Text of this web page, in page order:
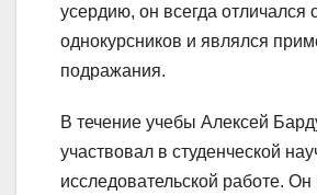
усердию, он всегда отличался
однокурсников и являлся
подражания.
В течение учебы Алексей
участвовал в студенческой
исследовательской работе. Он